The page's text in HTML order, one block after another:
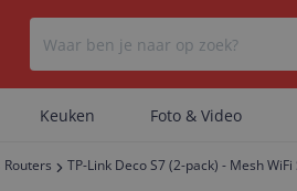
Keuken Foto & Video
Routers TP-Link Deco S7 (2-pack) - Mesh